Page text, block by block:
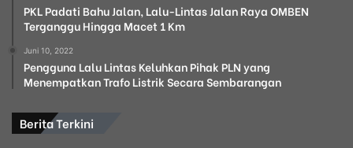
PKL Padati Bahu Jalan, Lalu-Lintas Jalan Raya OMBEN
Terganggu Hingga Macet 1 Km
Juni 10, 2022
Pengguna Lalu Lintas Keluhkan Pihak PLN yang
Menempatkan Trafo Listrik Secara Sembarangan
Berita Terkini